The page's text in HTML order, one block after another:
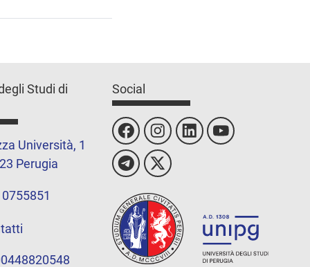
Studi di
Università, 1
Perugia
Social